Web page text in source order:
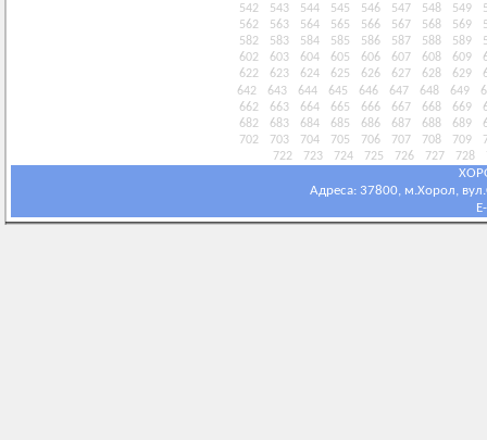
542
543 544 545 546 547 548 549
562
563 564 565 566 567 568 569
582
583 584 585 586 587 588 589
602
603 604 605 606 607 608 609
622
623 624 625 626 627 628 629
642
643 644 645 646 647 648 649
662
663 664 665 666 667 668 669
682
683 684 685 686 687 688 689
702
703 704 705 706 707 708 709
722
723 724 725 726 727 728
Адреса: 37800, м.Хорол,